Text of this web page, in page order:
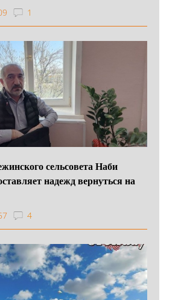
1
сельсовета Наби
надежд вернуться на
4